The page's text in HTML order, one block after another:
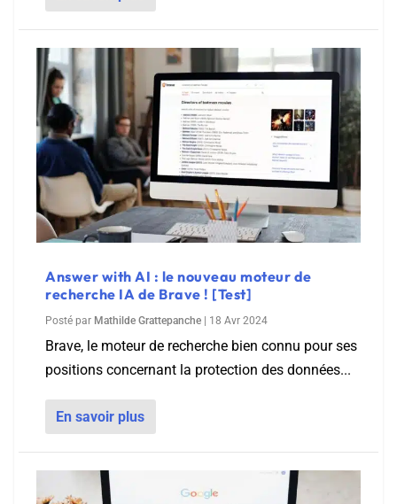
Answer with AI : le nouveau moteur de
recherche IA de Brave ! [Test]
Posté par Mathilde Grattepanche | 18 Avr 2024
Brave, le moteur de recherche bien connu pour ses
positions concernant la protection des données...
En savoir plus